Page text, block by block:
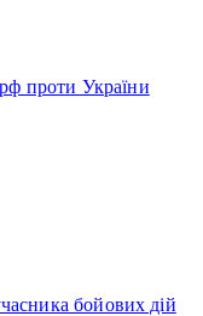
рф проти України
бойових дій